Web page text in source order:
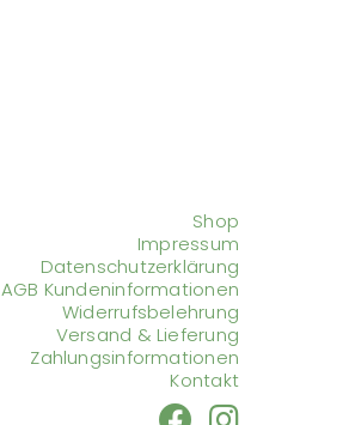
Shop
Impressum
Datenschutzerklärung
AGB Kundeninformationen
Widerrufsbelehrung
Versand & Lieferung
Zahlungsinformationen
Kontakt